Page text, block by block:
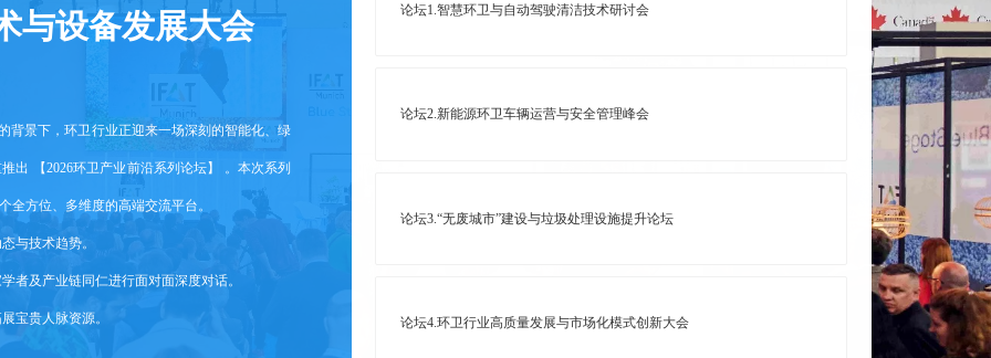
与设备发展大会
背景下，环卫行业正迎来一场深刻的智能化、绿
出 【2026环卫产业前沿系列论坛】 。本次系列
全方位、多维度的高端交流平台。
与技术趋势。
者及产业链同仁进行面对面深度对话。
宝贵人脉资源。
论坛1.智慧环卫与自动驾驶清洁技术研讨会
论坛2.新能源环卫车辆运营与安全管理峰会
论坛3.“无废城市”建设与垃圾处理设施提升论坛
论坛4.环卫行业高质量发展与市场化模式创新大会